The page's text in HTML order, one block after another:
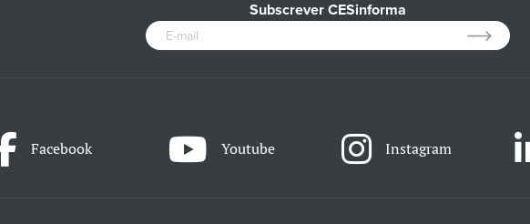
Subscrever CESinforma
Facebook Youtube Instagram